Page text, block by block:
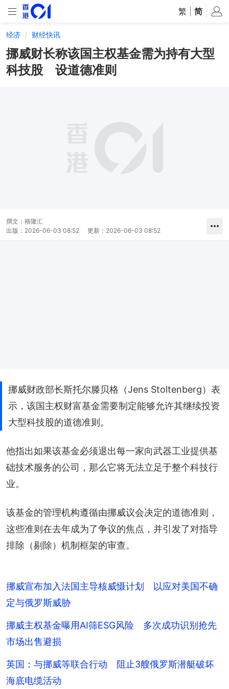
繁 简
经济 财经快讯
挪威财长称该国主权基金需为持有大型
科技股 设道德准则
撰文： 格隆汇
出版： 2026-06-03 08:52 更新： 2026-06-03 08:52
挪威财政部长斯托尔滕贝格（Jens Stoltenberg）表
示，该国主权财富基金需要制定能够允许其继续投资
大型科技股的道德准则。
他指出如果该基金必须退出每一家向武器工业提供基
础技术服务的公司，那么它将无法立足于整个科技行
业。
该基金的管理机构遵循由挪威议会决定的道德准则，
这些准则在去年成为了争议的焦点，并引发了对指导
排除（剔除）机制框架的审查。
挪威宣布加入法国主导核威慑计划 以应对美国不确
定与俄罗斯威胁
挪威主权基金曝用AI筛ESG风险 多次成功识别抢先
市场出售避损
英国：与挪威等联合行动 阻止3艘俄罗斯潜艇破坏
海底电缆活动